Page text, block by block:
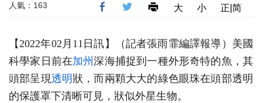
人氣：163 大 小 正|简
【2022年02月11日訊】
（記者張雨霏編譯報導）美國
科學家日前在加州深海捕捉到一種外形奇特的魚，其
頭部呈現透明狀，而兩顆大大的綠色眼珠在頭部透明
的保護罩下清晰可見，狀似外星生物。